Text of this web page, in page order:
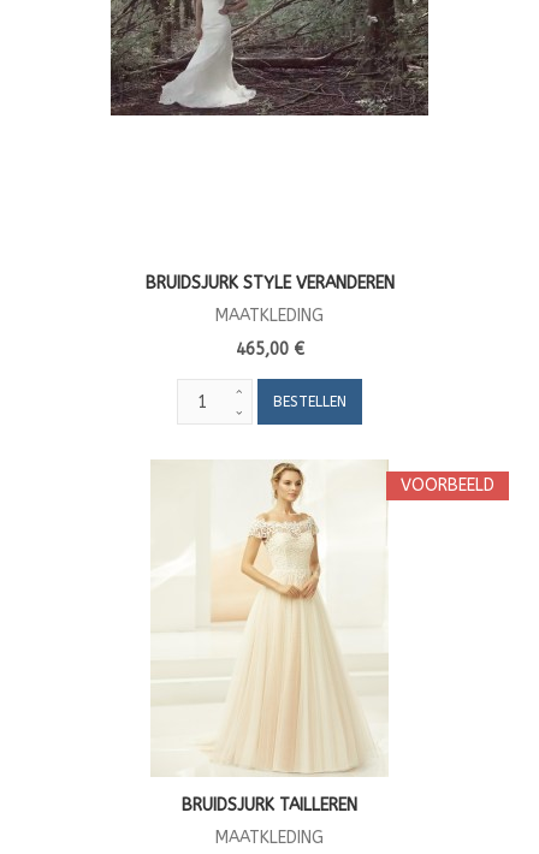
BRUIDSJURK STYLE VERANDEREN
MAATKLEDING
465,00 €
VOORBEELD
BRUIDSJURK TAILLEREN
MAATKLEDING